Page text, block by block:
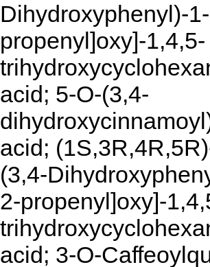
Dihydroxyphenyl)-
propenyl]oxy]-1,4,5-
acid; 5-O-(3,4-
acid;
(3,4-
2-propenyl]oxy]-
acid; 3-O-